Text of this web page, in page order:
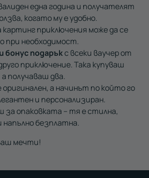
една година и получателят
когато му е удобно.
картинг приключения може да се
при необходимост.
бонус подаръкс всеки ваучер от
приключение. Така купуваш
получаваш два.
а начинът по който го
и персонализиран.
за опаковката – тя е стилна,
напълно безплатна.
мечти!